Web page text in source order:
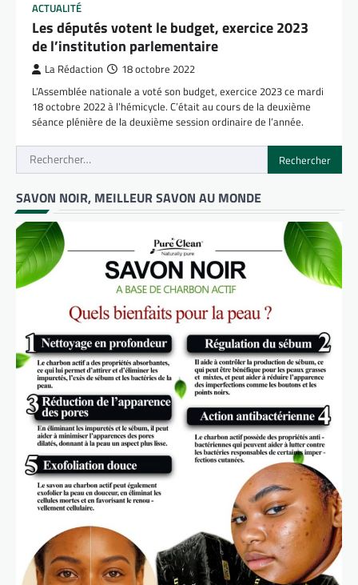
ACTUALITÉ
Les députés votent le budget, exercice 2023
de l’institution parlementaire
La Rédaction 18 octobre 2022
L’Assemblée nationale a voté son budget, exercice 2023 ce mardi
18 octobre 2022 à l’hémicycle. C’était au cours de la deuxième
séance plénière de la deuxième session ordinaire de l’année.
Rechercher :
SAVON NOIR, MEILLEUR SAVON AU MONDE